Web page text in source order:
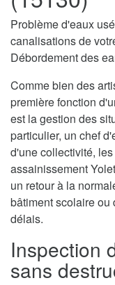
Problème d'eaux
canalisations de
Débordement des
Comme bien des
première fonction
est la gestion des
particulier, un chef
d'une collectivité,
assainissement
un retour à la
bâtiment scolaire
délais.
Inspection
sans